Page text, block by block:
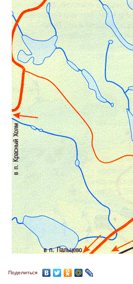
Поделиться